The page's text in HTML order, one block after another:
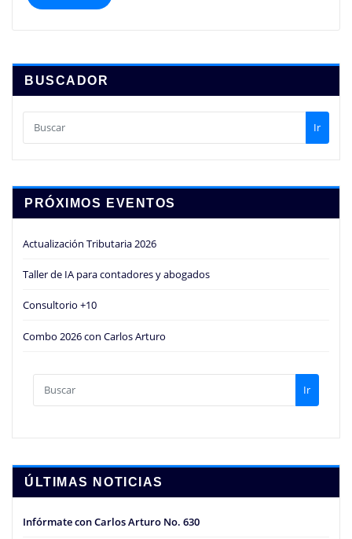
BUSCADOR
Ir
PRÓXIMOS EVENTOS
Actualización Tributaria 2026
Taller de IA para contadores y abogados
Consultorio +10
Combo 2026 con Carlos Arturo
Ir
ÚLTIMAS NOTICIAS
Infórmate con Carlos Arturo No. 630